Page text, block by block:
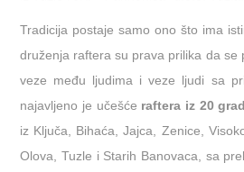
Tradicija postaje samo ono što ima
druženja raftera su prava prilika da se
veze među ljudima i veze ljudi sa
najavljeno je učešće raftera iz 20
iz Ključa, Bihaća, Jajca, Zenice,
Olova, Tuzle i Starih Banovaca, sa